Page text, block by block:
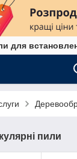
для
пили